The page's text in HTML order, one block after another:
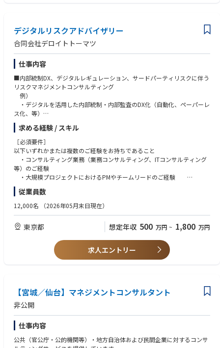
【主なクライアント／インダストリー】
・生命保険会社、損害保険会社、少額短期保険会社
・保険募集代理店（乗合代理店、企業代理店）
・保険業界への進出や保険会社とのアライアンスを目指す事業会社
・そのほか、官（省庁・自治体）や保険以外の民間企業
の強化等）の構築
・デジタル・AI活用による輸出入管理業務の高度化・効率化
・経済安全保障情報保護に係る施策の立案・実装支援
【GRCの職務内容紹介動画】下記リンクにて、GRC所属のメンバーが業務
「不確実性の時代と未来を見据えるリスクアドバイザリー【GRCメンバ
ー：長谷川】」
https://www.youtube.com/watch?v=MBS4a9KqIaI
キル
［あると望ましい要件］
以下のいずれかまたは複数のご経験をお持ちであること
・輸出入管理に関連する実務経験
・社内規程類の改訂・オペレーション改善の経験
・プロジェクト提案の受注経験（M層のみ）
以下の姿勢・能力をお持ちであること
・継続的な自己研鑽に基づき自らの能力を高める姿勢
・広く政治・社会・経済・技術等の動向に注目し、新たな変化を識別し、
影響を分析する能力
デジタルリスクアドバイザリー
合同会社デロイトトーマツ
仕事内容
■内部統制DX、デジタルレギュレーション、サードパーティリスクに伴う
リスクマネジメントコンサルティング
例）
・デジタルを活用した内部統制・内部監査のDX化（自動化、ペーパーレ
ス化、等）
・デジタルを活用したサプライチェーンリスク・サードパーティリスク
管理の高度化・効率化・DX化
・新たなテクノロジー（RPA、AIなど）の導入に伴う業務変革とリスク
への対応
・基幹システム刷新等の大規模システム導入に伴う業務変革とリスクへ
の対応
・デジタル規制（サイバーセキュリティ、プライバシー、データ利活
・サイバーセキュリティデューデリジェンスの実施
・リスクモニタリング等のリスク管理の高度化、自動化、省力化に向け
たDX対応
求める経験 / スキル
［必須要件］
以下いずれかまたは複数のご経験をお持ちであること
・コンサルティング業務（業務コンサルティング、ITコンサルティング
等）のご経験
・大規模プロジェクトにおけるPMやチームリードのご経験
・IT監査・アドバイザリーのご経験（ITGC、セキュリティ監査等）のご
経験
・サプライチェーン・購買領域におけるコンサルティング、システム導
［あると望ましい要件］
以下のいずれかまたは複数のご経験をお持ちであること
・プロジェクト提案の受注経験
・英語での業務経験
以下の姿勢・能力をお持ちであること
・継続的な自己研鑽に基づき自らの能力を高める姿勢
・広く政治・社会・経済・技術等の動向に注目し、新たな変化を識別
し、影響を分析する能力
従業員数
12,000名 （2026年05月末日現在）
東京都 想定年収 500 万円 ~ 1,800 万円
求人エントリー
【宮城／仙台】マネジメントコンサルタント
非公開
仕事内容
公共（官公庁・公的機関等）・地方自治体および民間企業に対するコンサ